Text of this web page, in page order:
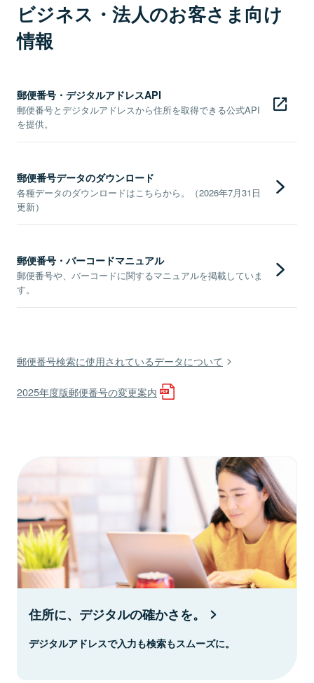
ビジネス・法人のお客さま向け
情報
郵便番号・デジタルアドレスAPI
郵便番号とデジタルアドレスから住所を取得できる公式API
を提供。
郵便番号データのダウンロード
各種データのダウンロードはこちらから。（2026年7月31日
更新）
郵便番号・バーコードマニュアル
郵便番号や、バーコードに関するマニュアルを掲載していま
す。
郵便番号検索に使用されているデータについて
2025年度版郵便番号の変更案内
住所に、デジタルの確かさを。
デジタルアドレスで入力も検索もスムーズに。